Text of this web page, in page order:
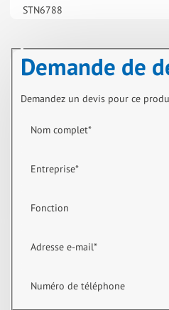
STN6788
Demande de
Demandez un devis pour ce
Nom complet*
Entreprise*
Fonction
Adresse e-mail*
Numéro de téléphone